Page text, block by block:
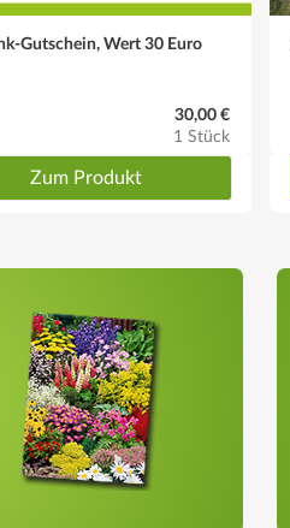
Gutschein, Wert 30 Euro
30,00 €
1 Stück
Zum Produkt